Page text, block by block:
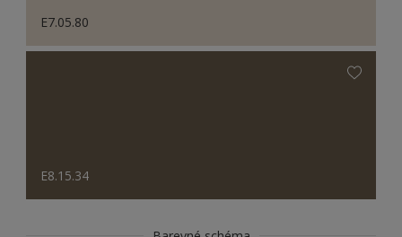
E7.05.80
E8.15.34